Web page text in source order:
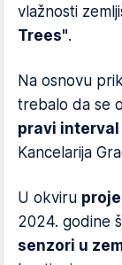
vlažnosti
Trees".
Na osnovu
trebalo da se
pravi
Kancelarija
U okviru
2024. godine
senzori u